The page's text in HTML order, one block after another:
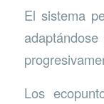
El sistema
Los